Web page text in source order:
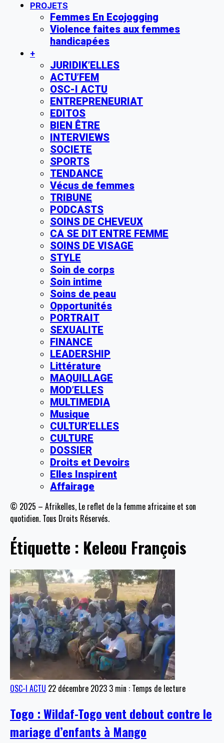
PROJETS
Femmes En Ecojogging
Violence faites aux femmes
handicapées
+
JURIDIK’ELLES
ACTU’FEM
OSC-I ACTU
ENTREPRENEURIAT
EDITOS
BIEN ÊTRE
INTERVIEWS
SOCIETE
SPORTS
TENDANCE
Vécus de femmes
TRIBUNE
PODCASTS
SOINS DE CHEVEUX
CA SE DIT ENTRE FEMME
SOINS DE VISAGE
STYLE
Soin de corps
Soin intime
Soins de peau
Opportunités
PORTRAIT
SEXUALITE
FINANCE
LEADERSHIP
Littérature
MAQUILLAGE
MOD’ELLES
MULTIMEDIA
Musique
CULTUR’ELLES
CULTURE
DOSSIER
Droits et Devoirs
Elles Inspirent
Affairage
© 2025 – Afrikelles, Le reflet de la femme africaine et son
quotidien. Tous Droits Réservés.
Étiquette : Keleou François
OSC-I ACTU 22 décembre 2023 3 min : Temps de lecture
Togo : Wildaf-Togo vent debout contre le
mariage d’enfants à Mango